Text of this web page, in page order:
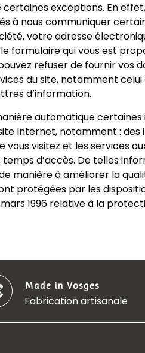
exceptions. En
à nous communiquer
votre adresse
formulaire qui vous est
refuser de fournir vos
du site, notamment
d’information.
automatique
Internet, notamment :
vous visitez et les services
d’accès. De telles
manière à améliorer la
protégées par les
1996 relative à la
Made in Vosges
Fabrication artisanale